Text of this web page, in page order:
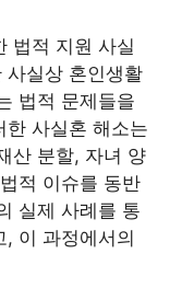
법적 지원 사실
사실상 혼인생활
법적 문제들을
한 사실혼 해소는
산 분할, 자녀 양
적 이슈를 동반
실제 사례를 통
이 과정에서의